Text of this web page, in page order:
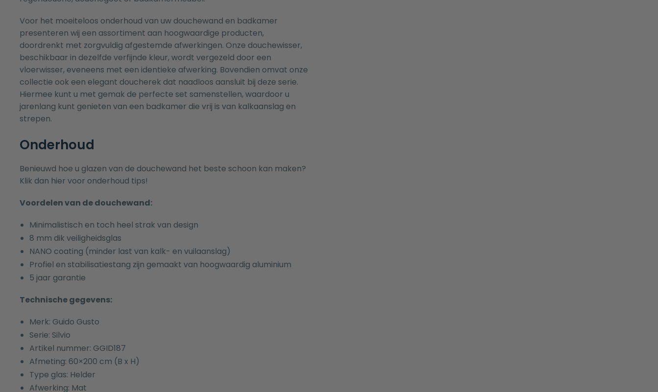
Voor het moeiteloos onderhoud van uw douchewand en badkamer
presenteren wij een assortiment aan hoogwaardige producten,
doordrenkt met zorgvuldig afgestemde afwerkingen. Onze douchewisser,
beschikbaar in dezelfde verfijnde kleur, wordt vergezeld door een
vloerwisser, eveneens met een identieke afwerking. Bovendien omvat onze
collectie ook een elegant doucherek dat naadloos aansluit bij deze serie.
Hiermee kunt u met gemak de perfecte set samenstellen, waardoor u
jarenlang kunt genieten van een badkamer die vrij is van kalkaanslag en
strepen.
Onderhoud
Benieuwd hoe u glazen van de douchewand het beste schoon kan maken?
Klik dan hier voor onderhoud tips!
Voordelen van de douchewand:
Minimalistisch en toch heel strak van design
8 mm dik veiligheidsglas
NANO coating (minder last van kalk- en vuilaanslag)
Profiel en stabilisatiestang zijn gemaakt van hoogwaardig aluminium
5 jaar garantie
Technische gegevens:
Merk: Guido Gusto
Serie: Silvio
Artikel nummer: GGID187
Afmeting: 60×200 cm (B x H)
Type glas: Helder
Afwerking: Mat